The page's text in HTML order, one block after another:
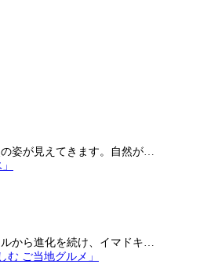
姿が見えてきます。自然が…
から進化を続け、イマドキ…